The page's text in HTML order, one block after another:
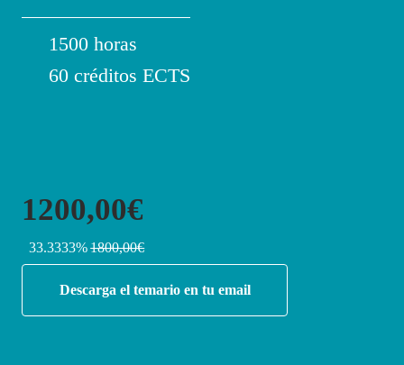
1500 horas
60 créditos ECTS
1200,00€
33.3333%1800,00€
Descarga el temario en tu email